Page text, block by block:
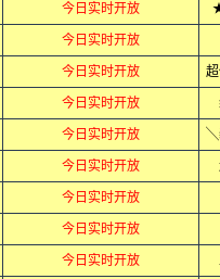
今日实时开放
今日实时开放
今日实时开放
今日实时开放
今日实时开放 ╲
今日实时开放
今日实时开放
今日实时开放
今日实时开放